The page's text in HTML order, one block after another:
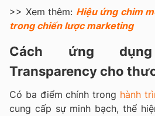
>> Xem thêm: Hiệu ứng chim
trong chiến lược marketing
Cách ứng dụng
Transparency cho
Có ba điểm chính trong hành
cung cấp sự minh bạch, thể